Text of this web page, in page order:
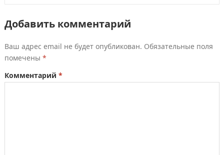
Добавить комментарий
Ваш адрес email не будет опубликован. Обязательные поля
помечены *
Комментарий *